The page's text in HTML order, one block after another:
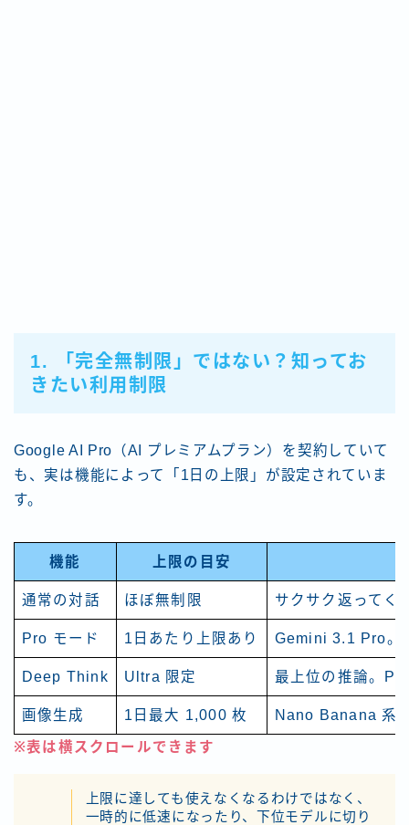
1. 「完全無制限」ではない？知ってお
きたい利用制限
Google AI Pro（AI プレミアムプラン）を契約していて
も、実は機能によって「1日の上限」が設定されていま
す。
機能 上限の目安
通常の対話 ほぼ無制限 サクサク返ってく
Pro モード 1日あたり上限あり Gemini 3.1 Pro。
Deep Think Ultra 限定 最上位の推論。
画像生成 1日最大 1,000 枚 Nano Banana 系
※表は横スクロールできます
上限に達しても使えなくなるわけではなく、
一時的に低速になったり、下位モデルに切り